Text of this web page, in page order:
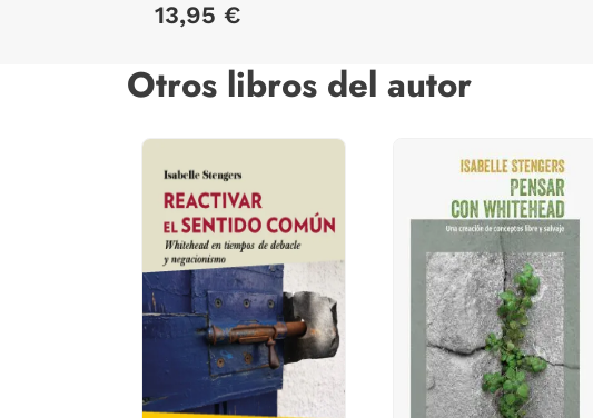
13,95 €
Otros libros del autor